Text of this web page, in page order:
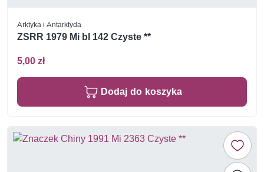
Arktyka i Antarktyda
ZSRR 1979 Mi bl 142 Czyste **
5,00 zł
Dodaj do koszyka